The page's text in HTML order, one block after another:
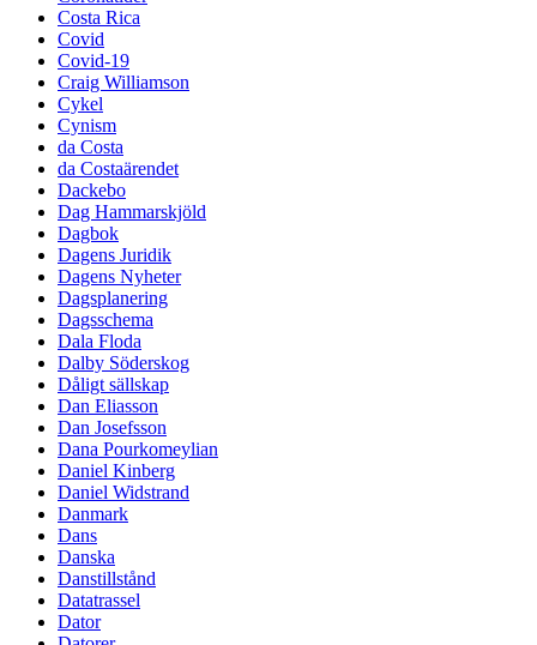
Costa Rica
Covid
Covid-19
Craig Williamson
Cykel
Cynism
da Costa
da Costaärendet
Dackebo
Dag Hammarskjöld
Dagbok
Dagens Juridik
Dagens Nyheter
Dagsplanering
Dagsschema
Dala Floda
Dalby Söderskog
Dåligt sällskap
Dan Eliasson
Dan Josefsson
Dana Pourkomeylian
Daniel Kinberg
Daniel Widstrand
Danmark
Dans
Danska
Danstillstånd
Datatrassel
Dator